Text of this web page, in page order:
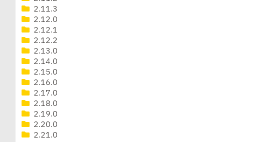
2.11.3
2.12.0
2.12.1
2.12.2
2.13.0
2.14.0
2.15.0
2.16.0
2.17.0
2.18.0
2.19.0
2.20.0
2.21.0